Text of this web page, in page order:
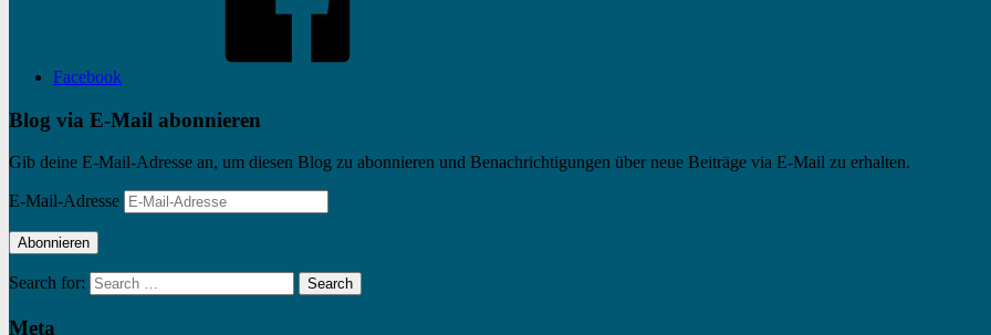
Facebook
Blog via E-Mail abonnieren
Gib deine E-Mail-Adresse an, um diesen Blog zu abonnieren und Benachrichtigungen über neue Beiträge via E-Mail zu erhalten.
E-Mail-Adresse
Abonnieren
Search for: Search
Meta